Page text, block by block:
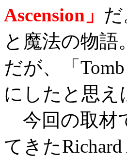
Ascension」
と魔法の物
だが、「
にしたと思
今回の取材
てきた